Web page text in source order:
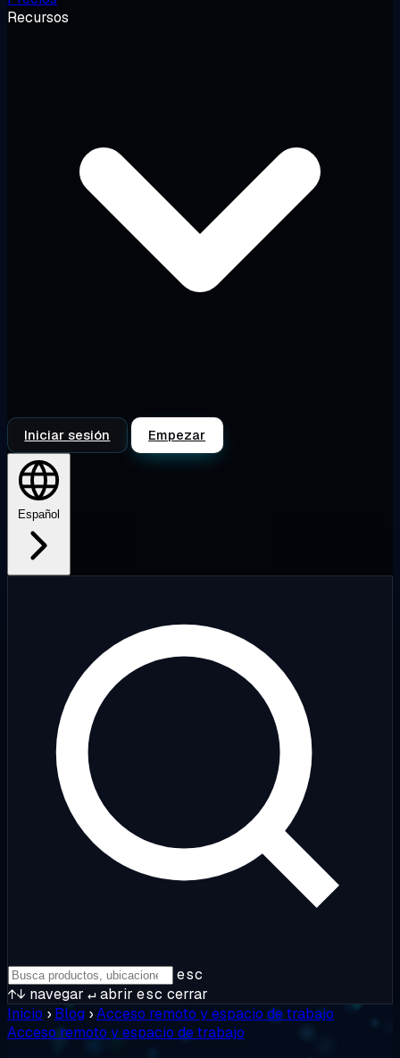
Recursos
Iniciar sesión Empezar
Español
esc
↑↓ navegar ↵abrir esc cerrar
Inicio › Blog ›Acceso remoto y espacio de trabajo
Acceso remoto y espacio de trabajo